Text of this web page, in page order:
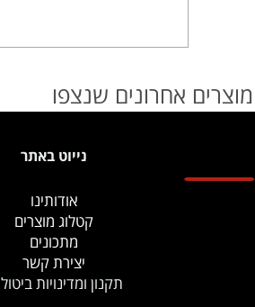
מוצרים אחרונים שנצפו
נייוט באתר
אודותינו
קטלוג מוצרים
מתכונים
יצירת קשר
תקנון ומדינויות